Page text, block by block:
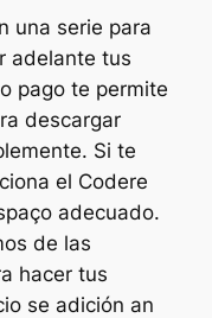
una serie para
adelante tus
pago te permite
descargar
Si te
el Codere
adecuado.
de las
hacer tus
se adición an